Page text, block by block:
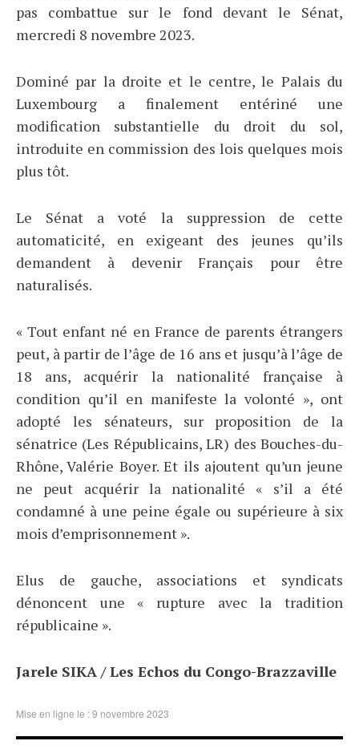
pas combattue sur le fond devant le Sénat,
mercredi 8 novembre 2023.
Dominé par la droite et le centre, le Palais du
Luxembourg a finalement entériné une
modification substantielle du droit du sol,
introduite en commission des lois quelques mois
plus tôt.
Le Sénat a voté la suppression de cette
automaticité, en exigeant des jeunes qu’ils
demandent à devenir Français pour être
naturalisés.
« Tout enfant né en France de parents étrangers
peut, à partir de l’âge de 16 ans et jusqu’à l’âge de
18 ans, acquérir la nationalité française à
condition qu’il en manifeste la volonté », ont
adopté les sénateurs, sur proposition de la
sénatrice (Les Républicains, LR) des Bouches-du-
Rhône, Valérie Boyer. Et ils ajoutent qu’un jeune
ne peut acquérir la nationalité « s’il a été
condamné à une peine égale ou supérieure à six
mois d’emprisonnement ».
Elus de gauche, associations et syndicats
dénoncent une « rupture avec la tradition
républicaine ».
Jarele SIKA / Les Echos du Congo-Brazzaville
Mise en ligne le : 9 novembre 2023